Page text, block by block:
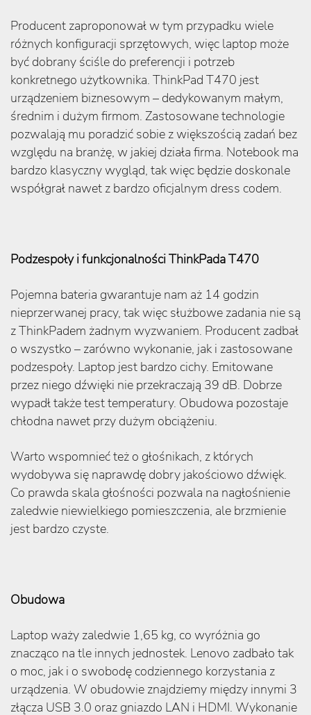
Producent zaproponował w tym przypadku wiele
różnych konfiguracji sprzętowych, więc laptop może
być dobrany ściśle do preferencji i potrzeb
konkretnego użytkownika. ThinkPad T470 jest
urządzeniem biznesowym – dedykowanym małym,
średnim i dużym firmom. Zastosowane technologie
pozwalają mu poradzić sobie z większością zadań bez
względu na branżę, w jakiej działa firma. Notebook ma
bardzo klasyczny wygląd, tak więc będzie doskonale
współgrał nawet z bardzo oficjalnym dress codem.
Podzespoły i funkcjonalności ThinkPada T470
Pojemna bateria gwarantuje nam aż 14 godzin
nieprzerwanej pracy, tak więc służbowe zadania nie są
z ThinkPadem żadnym wyzwaniem. Producent zadbał
o wszystko – zarówno wykonanie, jak i zastosowane
podzespoły. Laptop jest bardzo cichy. Emitowane
przez niego dźwięki nie przekraczają 39 dB. Dobrze
wypadł także test temperatury. Obudowa pozostaje
chłodna nawet przy dużym obciążeniu.
Warto wspomnieć też o głośnikach, z których
wydobywa się naprawdę dobry jakościowo dźwięk.
Co prawda skala głośności pozwala na nagłośnienie
zaledwie niewielkiego pomieszczenia, ale brzmienie
jest bardzo czyste.
Obudowa
Laptop waży zaledwie 1,65 kg, co wyróżnia go
znacząco na tle innych jednostek. Lenovo zadbało tak
o moc, jak i o swobodę codziennego korzystania z
urządzenia. W obudowie znajdziemy między innymi 3
złącza USB 3.0 oraz gniazdo LAN i HDMI. Wykonanie